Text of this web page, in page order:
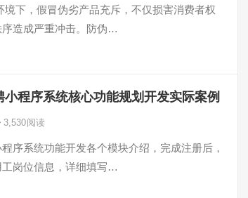
下，假冒伪劣产品充斥，不仅损害消费者权
造成严重冲击。防伪…
小程序系统核心功能规划开发实际案例
3,530阅读
序系统功能开发各个模块介绍，完成注册后，
岗位信息，详细填写…